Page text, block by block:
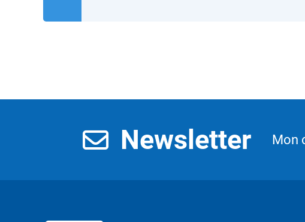
Newsletter Mon